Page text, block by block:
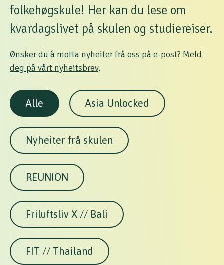
folkehøgskule! Her kan du lese om
kvardagslivet på skulen og studiereiser.
Ønsker du å motta nyheiter frå oss på e-post? Meld
deg på vårt nyheitsbrev.
Alle Asia Unlocked
Nyheiter frå skulen
REUNION
Friluftsliv X // Bali
FIT // Thailand